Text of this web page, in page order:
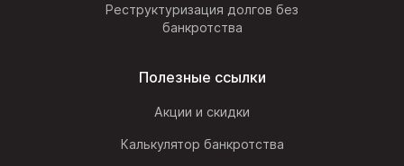
Реструктуризация долгов без
банкротства
Полезные ссылки
Акции и скидки
Калькулятор банкротства